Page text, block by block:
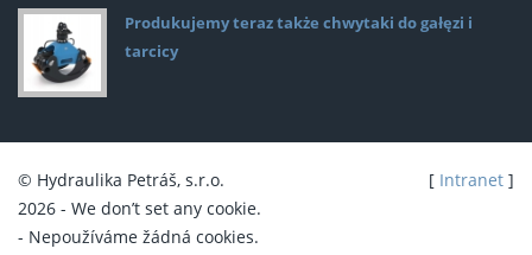
Produkujemy teraz także chwytaki do gałęzi i
tarcicy
© Hydraulika Petráš, s.r.o.
2026 - We don’t set any cookie.
- Nepoužíváme žádná cookies.
[ Intranet ]